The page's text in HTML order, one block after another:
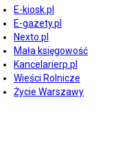
E-kiosk.pl
E-gazety.pl
Nexto.pl
Mała księgowość
Kancelarierp.pl
Wieści Rolnicze
Życie Warszawy